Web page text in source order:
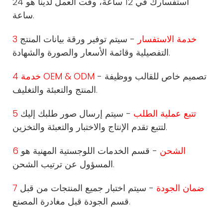
ساعة.
3 خدمة الاستفسار - سيتم توفير ورقة بيانات المنتج
التفصيلية وقائمة الأسعار والصورة والشهادة.
4 خدمة OEM & ODM - تصميم خاص للقالب ووظيفة
المنتج والتعبئة والتغليف.
5 تتبع عملية الطلب - سيتم إرسال صور طلبك إليك
لتتبع تقدم الإنتاج والاختبار والتعبئة والتخزين.
6 الشحن - قسم الخدمات اللوجستية المهنية هو
المسؤول عن ترتيب الشحن.
7 ضمان الجودة - سيتم اختبار جميع المنتجات من قبل
قسم الجودة قبل مغادرة المصنع.